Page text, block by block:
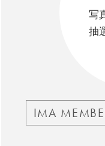
写
抽
IMA